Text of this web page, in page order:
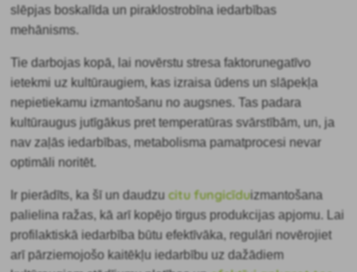
slēpjas boskalīda un piraklostrobīna iedarbības
mehānisms.
Tie darbojas kopā, lai novērstustresa faktorunegatīvo
ietekmi uz kultūraugiem, kas izraisa ūdens un slāpekļa
nepietiekamu izmantošanu no augsnes. Tas padara
kultūraugus jutīgākus pret temperatūras svārstībām, un, ja
nav zaļās iedarbības, metabolisma pamatprocesi nevar
optimāli noritēt.
Ir pierādīts, ka šī un daudzucitu fungicīduizmantošana
palielina ražas, kā arī kopējo tirgus produkcijas apjomu. Lai
profilaktiskā iedarbība būtu efektīvāka, regulāri novērojiet
arī pārziemojošo kaitēkļu iedarbību uz dažādiem